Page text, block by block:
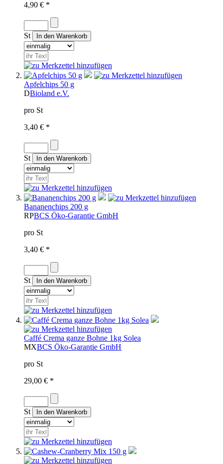
4,90 € *
St
Apfelchips 50 g
DBioland e.V.
pro St
3,40 € *
St
Bananenchips 200 g
RPBCS Öko-Garantie GmbH
pro St
3,40 € *
St
Caffé Crema ganze Bohne 1kg Solea
MXBCS Öko-Garantie GmbH
pro St
29,00 € *
St